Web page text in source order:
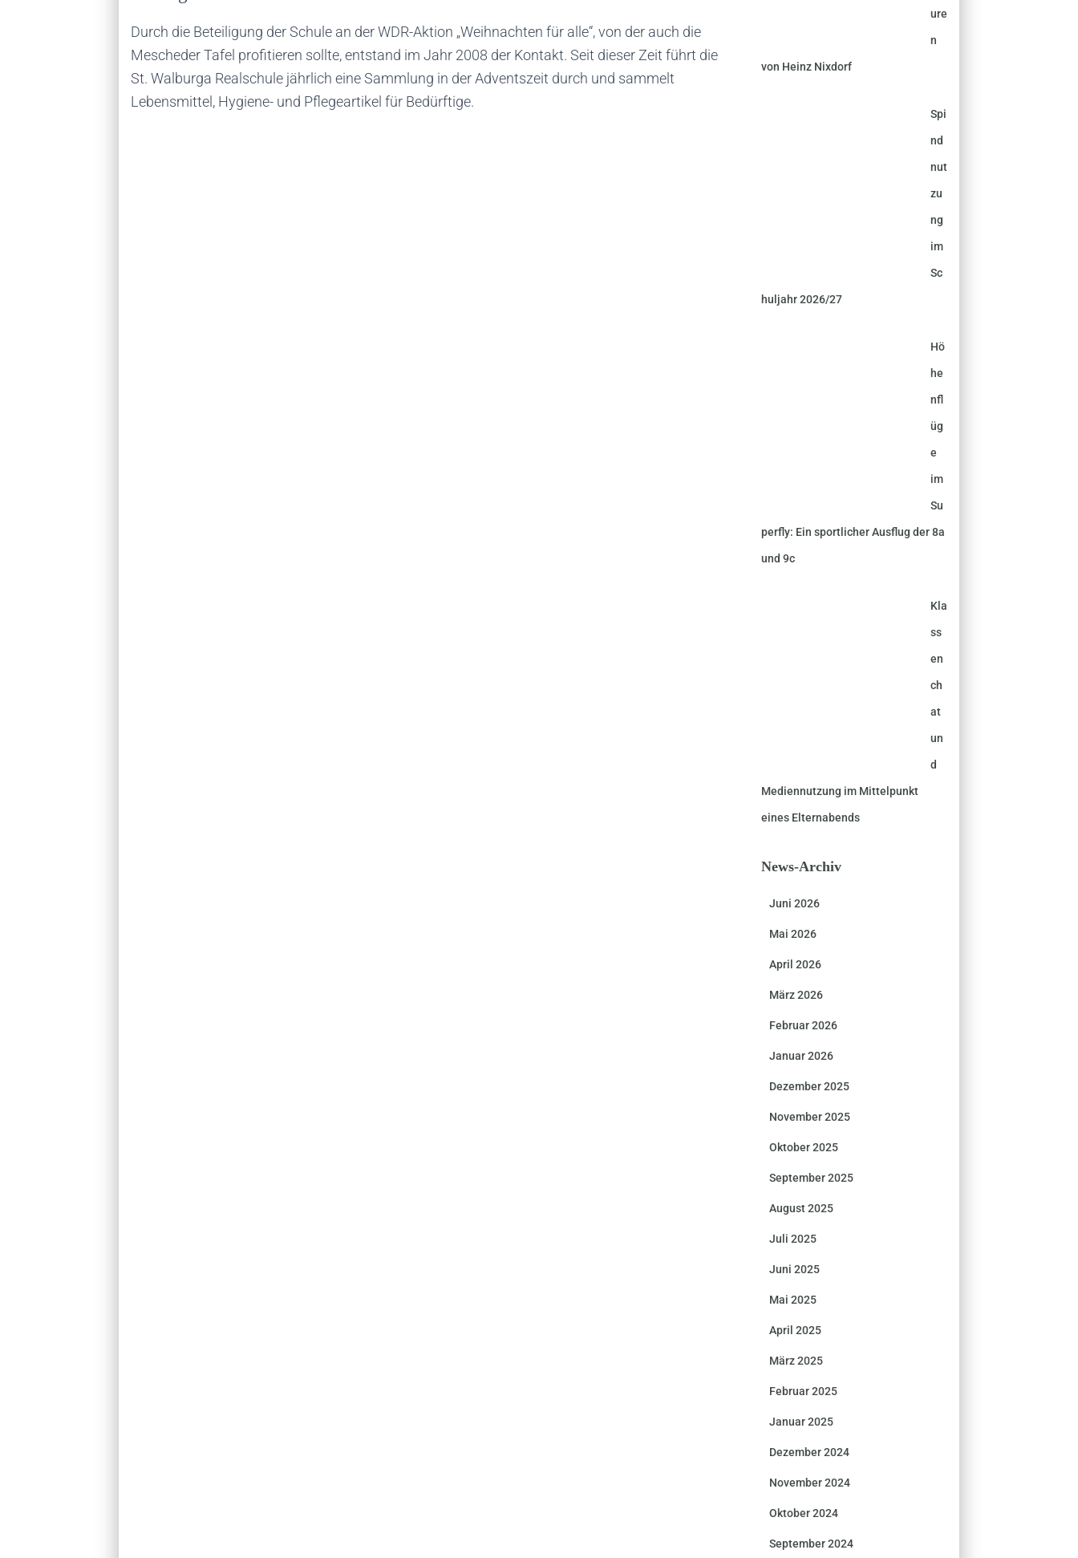
Durch die Beteiligung der Schule an der WDR-Aktion „Weihnachten für alle“, von der auch die
Mescheder Tafel profitieren sollte, entstand im Jahr 2008 der Kontakt. Seit dieser Zeit führt die
St. Walburga Realschule jährlich eine Sammlung in der Adventszeit durch und sammelt
Lebensmittel, Hygiene- und Pflegeartikel für Bedürftige.
ure
n
von Heinz Nixdorf
Spi
nd
nut
zu
ng
im
Sc
huljahr 2026/27
Hö
he
nfl
üg
e
im
Su
perfly: Ein sportlicher Ausflug der 8a
und 9c
Kla
ss
en
ch
at
un
d
Mediennutzung im Mittelpunkt
eines Elternabends
News-Archiv
Juni 2026
Mai 2026
April 2026
März 2026
Februar 2026
Januar 2026
Dezember 2025
November 2025
Oktober 2025
September 2025
August 2025
Juli 2025
Juni 2025
Mai 2025
April 2025
März 2025
Februar 2025
Januar 2025
Dezember 2024
November 2024
Oktober 2024
September 2024